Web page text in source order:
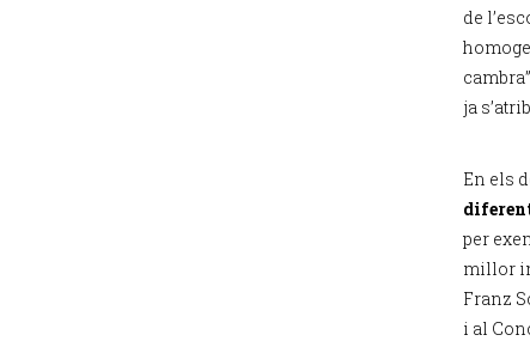
de
ja
En els
per
millor
Franz
i al